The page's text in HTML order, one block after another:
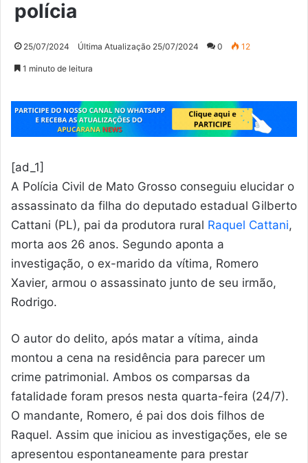
polícia
25/07/2024 Última Atualização 25/07/2024 0 12
1 minuto de leitura
[ad_1]
A Polícia Civil de Mato Grosso conseguiu elucidar o
assassinato da filha do deputado estadual Gilberto
Cattani (PL), pai da produtora rural Raquel Cattani,
morta aos 26 anos. Segundo aponta a
investigação, o ex-marido da vítima, Romero
Xavier, armou o assassinato junto de seu irmão,
Rodrigo.
O autor do delito, após matar a vítima, ainda
montou a cena na residência para parecer um
crime patrimonial. Ambos os comparsas da
fatalidade foram presos nesta quarta-feira (24/7).
O mandante, Romero, é pai dos dois filhos de
Raquel. Assim que iniciou as investigações, ele se
apresentou espontaneamente para prestar